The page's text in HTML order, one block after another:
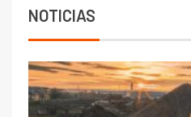
NOTICIAS